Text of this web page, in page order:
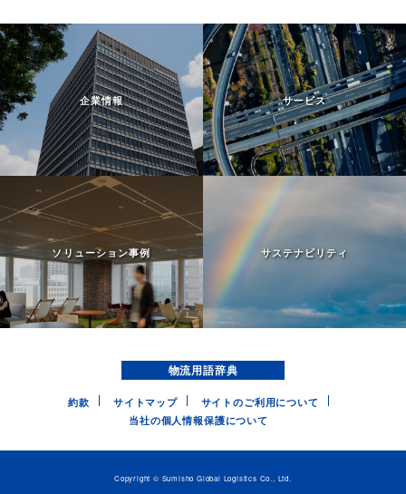
企業情報 サービス
ソリューション事例 サステナビリティ
物流用語辞典
約款 サイトマップ
サイトのご利用について
当社の個人情報保護について
Copyright © Sumisho Global Logistics Co., Ltd.